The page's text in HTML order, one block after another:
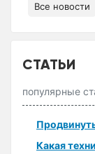
Все новости
СТАТЬИ
популярные
Какая